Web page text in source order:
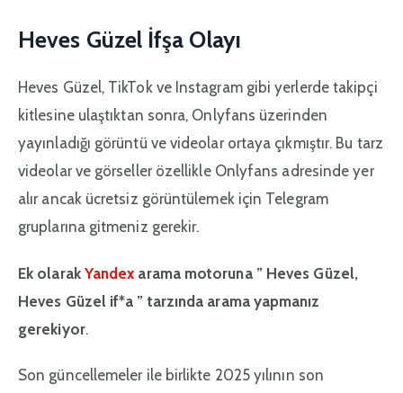
Heves Güzel İfşa Olayı
Heves Güzel, TikTok ve Instagram gibi yerlerde takipçi
kitlesine ulaştıktan sonra, Onlyfans üzerinden
yayınladığı görüntü ve videolar ortaya çıkmıştır. Bu tarz
videolar ve görseller özellikle Onlyfans adresinde yer
alır ancak ücretsiz görüntülemek için Telegram
gruplarına gitmeniz gerekir.
Ek olarak Yandex arama motoruna ” Heves Güzel,
Heves Güzel if*a ” tarzında arama yapmanız
gerekiyor.
Son güncellemeler ile birlikte 2025 yılının son